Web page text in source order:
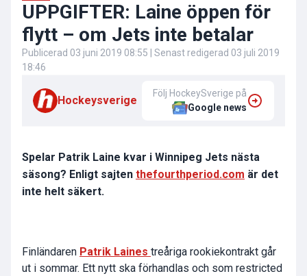
UPPGIFTER: Laine öppen för
flytt – om Jets inte betalar
Publicerad 03 juni 2019 08:55 | Senast redigerad 03 juli 2019
18:46
Hockeysverige
Följ HockeySverige på
Google news
Spelar Patrik Laine kvar i Winnipeg Jets nästa
säsong? Enligt sajten thefourthperiod.com är det
inte helt säkert.
Finländaren Patrik Laines treåriga rookiekontrakt går
ut i sommar. Ett nytt ska förhandlas och som restricted